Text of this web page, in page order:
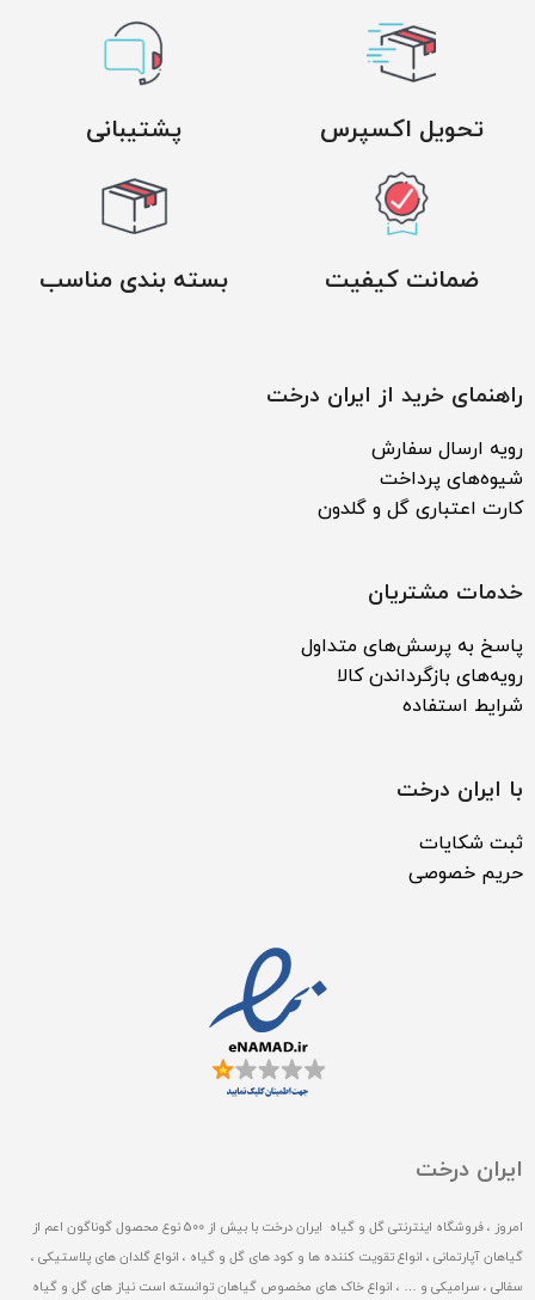
تحویل اکسپرس پشتیبانی
ضمانت کیفیت بسته بندی مناسب
راهنمای خرید از ایران درخت
رویه ارسال سفارش
شیوه‌های پرداخت
کارت اعتباری گل و گلدون
خدمات مشتریان
پاسخ به پرسش‌های متداول
رویه‌های بازگرداندن کالا
شرایط استفاده
با ایران درخت
ثبت شکایات
حریم خصوصی
ایران درخت
امروز ، فروشگاه اینترنتی گل و گیاه ایران درخت با بیش از 500 نوع محصول گوناگون اعم از
گیاهان آپارتمانی ، انواع تقویت کننده ها و کود های گل و گیاه ، انواع گلدان های پلاستیکی ،
سفالی ، سرامیکی و … ، انواع خاک های مخصوص گیاهان توانسته است نیاز های گل و گیاه